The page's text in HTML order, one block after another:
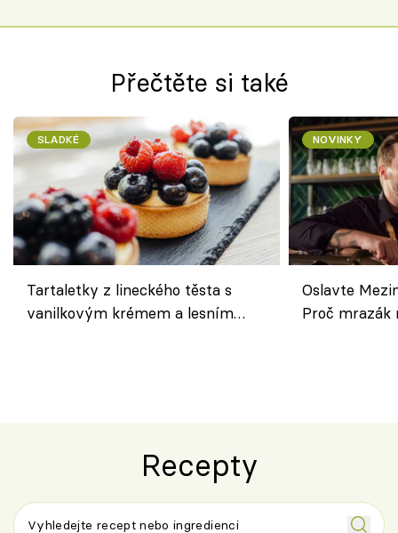
Přečtěte si také
SLADKÉ
Tartaletky z lineckého těsta s
vanilkovým krémem a lesním
NOVINKY
Oslavte
Proč
Recepty